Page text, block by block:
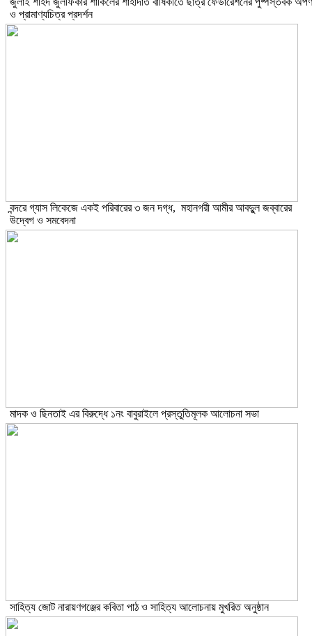
ও প্রামাণ্যচিত্র প্রদর্শন
বন্দরে গ্যাস লিকেজে একই পরিবারের ৩ জন দগ্ধ, মহানগরী আমীর আবদুুল জব্বারের
উদ্বেগ ও সমবেদনা
মাদক ও ছিনতাই এর বিরুদ্ধে ১নং বাবুরাইলে প্রস্তুতিমূলক আলোচনা সভা
সাহিত্য জোট নারায়ণগঞ্জের কবিতা পাঠ ও সাহিত্য আলোচনায় মুখরিত অনুষ্ঠান